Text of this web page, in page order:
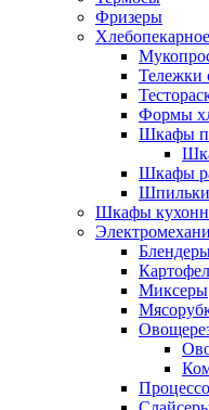
Фризеры
Тележки
Формы
Шкафы
Шкафы
Шпильки
Шкафы
Миксеры